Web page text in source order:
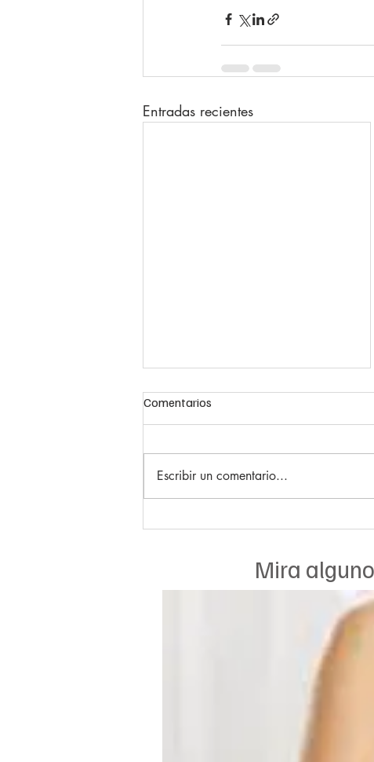
Entradas recientes
Comentarios
Escribir un comentario...
Mira